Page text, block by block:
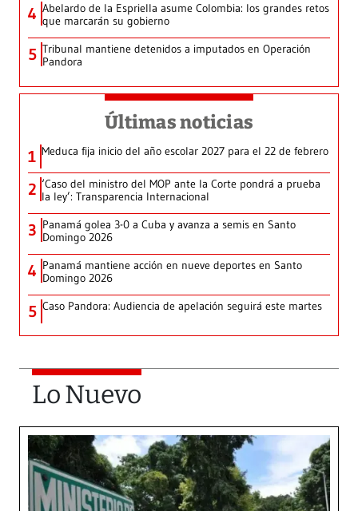
4 Abelardo de la Espriella asume Colombia: los grandes retos
que marcarán su gobierno
5 Tribunal mantiene detenidos a imputados en Operación
Pandora
Últimas noticias
1 Meduca fija inicio del año escolar 2027 para el 22 de febrero
2 ‘Caso del ministro del MOP ante la Corte pondrá a prueba
la ley’: Transparencia Internacional
3 Panamá golea 3-0 a Cuba y avanza a semis en Santo
Domingo 2026
4 Panamá mantiene acción en nueve deportes en Santo
Domingo 2026
5 Caso Pandora: Audiencia de apelación seguirá este martes
Lo Nuevo